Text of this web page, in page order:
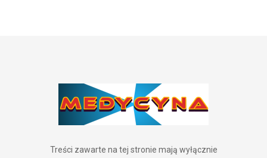
Treści zawarte na tej stronie mają wyłącznie